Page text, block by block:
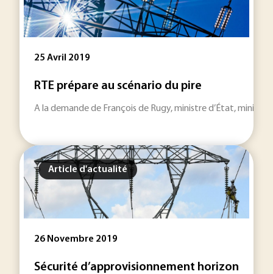
25 Avril 2019
RTE prépare au scénario du pire
A la demande de François de Rugy, ministre d’État,
Article d'actualité
26 Novembre 2019
Sécurité d’approvisionnement horizon